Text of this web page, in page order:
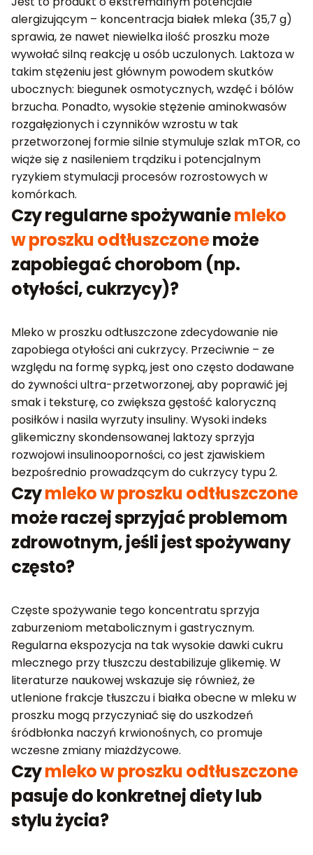
alergizującym – koncentracja białek mleka (35,7 g)
sprawia, że nawet niewielka ilość proszku może
wywołać silną reakcję u osób uczulonych. Laktoza w
takim stężeniu jest głównym powodem skutków
ubocznych: biegunek osmotycznych, wzdęć i bólów
brzucha. Ponadto, wysokie stężenie aminokwasów
rozgałęzionych i czynników wzrostu w tak
przetworzonej formie silnie stymuluje szlak mTOR, co
wiąże się z nasileniem trądziku i potencjalnym
ryzykiem stymulacji procesów rozrostowych w
komórkach.
Czy regularne spożywaniemleko
w proszku odtłuszczonemoże
zapobiegać chorobom (np.
otyłości, cukrzycy)?
Mleko w proszku odtłuszczone zdecydowanie nie
zapobiega otyłości ani cukrzycy. Przeciwnie – ze
względu na formę sypką, jest ono często dodawane
do żywności ultra-przetworzonej, aby poprawić jej
smak i teksturę, co zwiększa gęstość kaloryczną
posiłków i nasila wyrzuty insuliny. Wysoki indeks
glikemiczny skondensowanej laktozy sprzyja
rozwojowi insulinooporności, co jest zjawiskiem
bezpośrednio prowadzącym do cukrzycy typu 2.
Czymleko w proszku odtłuszczone
może raczej sprzyjać problemom
zdrowotnym, jeśli jest spożywany
często?
Częste spożywanie tego koncentratu sprzyja
zaburzeniom metabolicznym i gastrycznym.
Regularna ekspozycja na tak wysokie dawki cukru
mlecznego przy tłuszczu destabilizuje glikemię. W
literaturze naukowej wskazuje się również, że
utlenione frakcje tłuszczu i białka obecne w mleku w
proszku mogą przyczyniać się do uszkodzeń
śródbłonka naczyń krwionośnych, co promuje
wczesne zmiany miażdżycowe.
Czymleko w proszku odtłuszczone
pasuje do konkretnej diety lub
stylu życia?